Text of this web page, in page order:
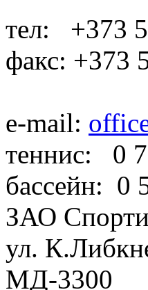
тел: +373
факс: +373
e-mail:
теннис: 0
бассейн: 0
ЗАО
ул.
МД-3300